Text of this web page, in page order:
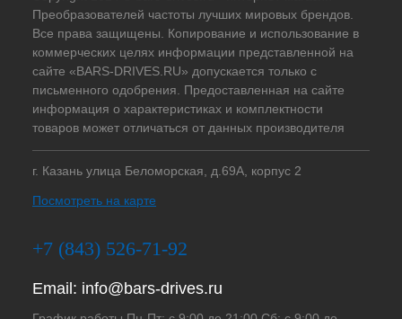
Преобразователей частоты лучших мировых брендов.
Все права защищены. Копирование и использование в
коммерческих целях информации представленной на
сайте «BARS-DRIVES.RU» допускается только с
письменного одобрения. Предоставленная на сайте
информация о характеристиках и комплектности
товаров может отличаться от данных производителя
г. Казань улица Беломорская, д.69А, корпус 2
Посмотреть на карте
+7 (843) 526-71-92
Email: info@bars-drives.ru